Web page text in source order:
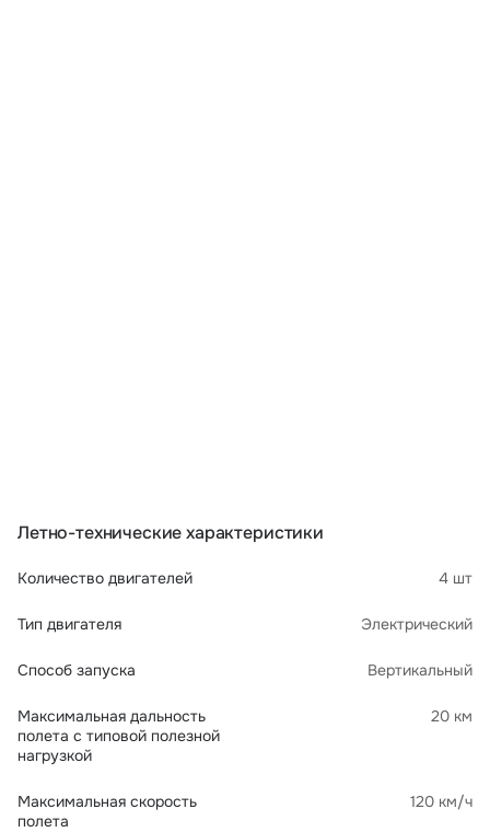
Летно-технические характеристики
Количество двигателей 4 шт
Тип двигателя Электрический
Способ запуска Вертикальный
Максимальная дальность
полета с типовой полезной
нагрузкой
20 км
Максимальная скорость
полета
120 км/ч